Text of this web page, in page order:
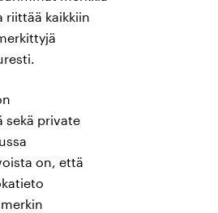
riittää kaikkiin
sekä private
on, että